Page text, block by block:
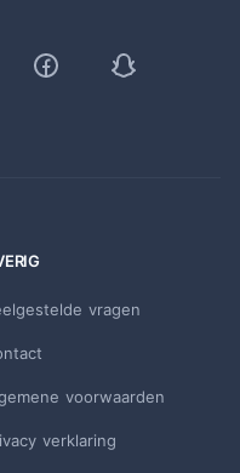
vragen
voorwaarden
verklaring